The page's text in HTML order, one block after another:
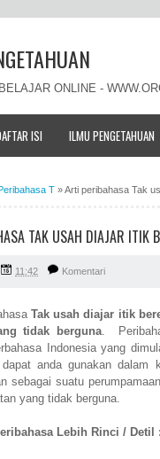
ONLINE -
ISI ILMU PENGETAHUAN
T »Arti peribahasa Tak
TAK USAH DIAJAR ITIK
11:42 Komentari
Tak usah diajar itik
tidak berguna.
Indonesia yang
anda gunakan dalam
sebagai suatu
yang tidak berguna.
Lebih Rinci / Detil :